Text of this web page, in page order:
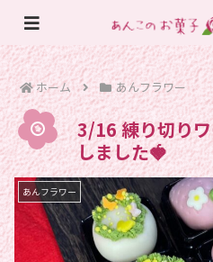
ホーム あんフラワー
3/16 練り切り
しました🍓
あんフラワー